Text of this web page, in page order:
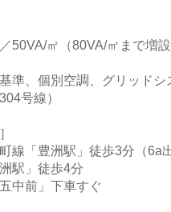
50VA/㎡（80VA/㎡まで増
準、個別空調、グリッドシ
号線）
線「豊洲駅」徒歩3分（6a
駅」徒歩4分
中前」下車すぐ